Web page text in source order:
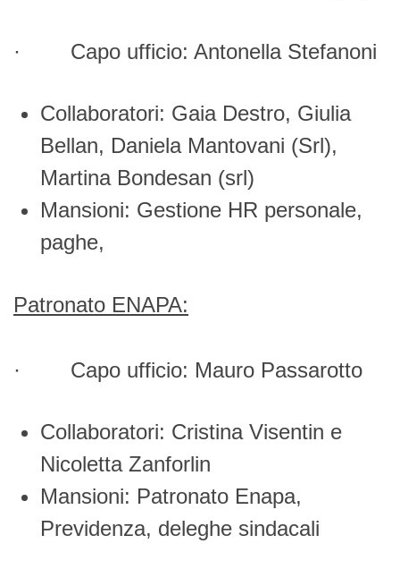
· Capo ufficio: Antonella Stefanoni
Collaboratori: Gaia Destro, Giulia
Bellan, Daniela Mantovani (Srl),
Martina Bondesan (srl)
Mansioni: Gestione HR personale,
paghe,
Patronato ENAPA:
· Capo ufficio: Mauro Passarotto
Collaboratori: Cristina Visentin e
Nicoletta Zanforlin
Mansioni: Patronato Enapa,
Previdenza, deleghe sindacali